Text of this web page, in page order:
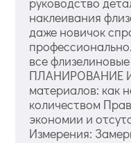
наклеивания
даже новичок
все
ПЛАНИРОВАНИЕ
материалов: как
количеством
экономии и
Измерения: